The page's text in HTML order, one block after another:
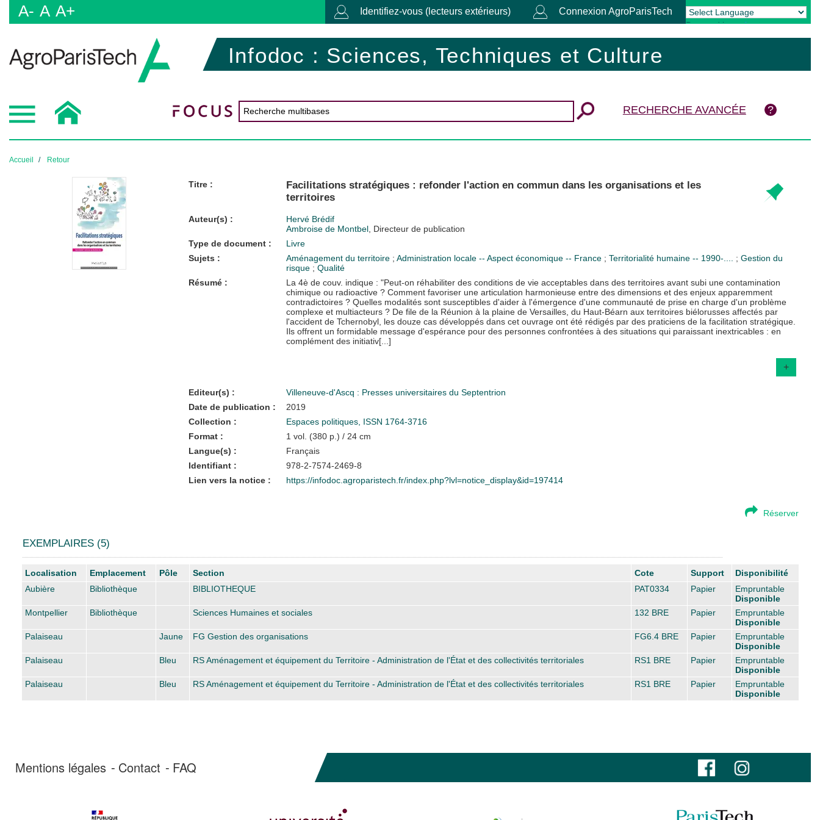
A- A A+ Identifiez-vous (lecteurs extérieurs) Connexion AgroParisTech
Powered by Translate
Infodoc : Sciences, Techniques et Culture
RECHERCHE AVANCÉE
Accueil Retour
Titre :
Facilitations stratégiques : refonder l'action en commun dans les organisations et les
territoires
Auteur(s) :
Hervé Brédif
Ambroise de Montbel, Directeur de publication
Type de document :
Livre
Sujets :
Aménagement du territoire ; Administration locale -- Aspect économique -- France ; Territorialité humaine -- 1990-.... ; Gestion du
risque ; Qualité
Résumé :
La 4è de couv. indique : "Peut-on réhabiliter des conditions de vie acceptables dans des territoires avant subi une contamination
chimique ou radioactive ? Comment favoriser une articulation harmonieuse entre des dimensions et des enjeux apparemment
contradictoires ? Quelles modalités sont susceptibles d'aider à l'émergence d'une communauté de prise en charge d'un problème
complexe et multiacteurs ? De file de la Réunion à la plaine de Versailles, du Haut-Béarn aux territoires biélorusses affectés par
l'accident de Tchernobyl, les douze cas développés dans cet ouvrage ont été rédigés par des praticiens de la facilitation stratégique.
Ils offrent un formidable message d'espérance pour des personnes confrontées à des situations qui paraissant inextricables : en
complément des initiativ[...]
+
Editeur(s) :
Villeneuve-d'Ascq : Presses universitaires du Septentrion
Date de publication :
2019
Collection :
Espaces politiques, ISSN 1764-3716
Format :
1 vol. (380 p.) / 24 cm
Langue(s) :
Français
Identifiant :
978-2-7574-2469-8
Lien vers la notice :
https://infodoc.agroparistech.fr/index.php?lvl=notice_display&id=197414
Réserver
EXEMPLAIRES (5)
Liste des exemplaires
Localisation Emplacement Pôle Section Cote Support
Disponibilité
Aubière
Bibliothèque BIBLIOTHEQUE PAT0334 Papier
Empruntable
Disponible
Montpellier
Bibliothèque Sciences Humaines et sociales 132 BRE Papier
Empruntable
Disponible
Palaiseau
Jaune FG Gestion des organisations FG6.4 BRE Papier
Empruntable
Disponible
Palaiseau
Bleu RS Aménagement et équipement du Territoire - Administration de l'État et des collectivités territoriales RS1 BRE Papier
Empruntable
Disponible
Palaiseau
Bleu RS Aménagement et équipement du Territoire - Administration de l'État et des collectivités territoriales RS1 BRE Papier
Empruntable
Disponible
Mentions légales Contact FAQ